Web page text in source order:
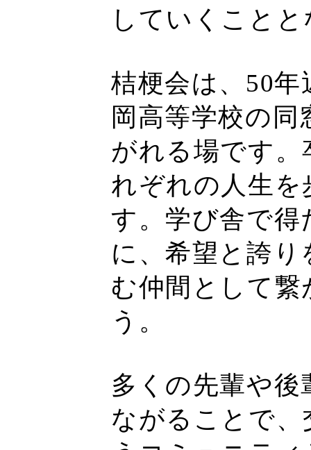
していくこと
桔梗会は、50
岡高等学校の
がれる場です
れぞれの人生
す。学び舎で得
に、希望と誇
む仲間として
う。
多くの先輩や
ながることで